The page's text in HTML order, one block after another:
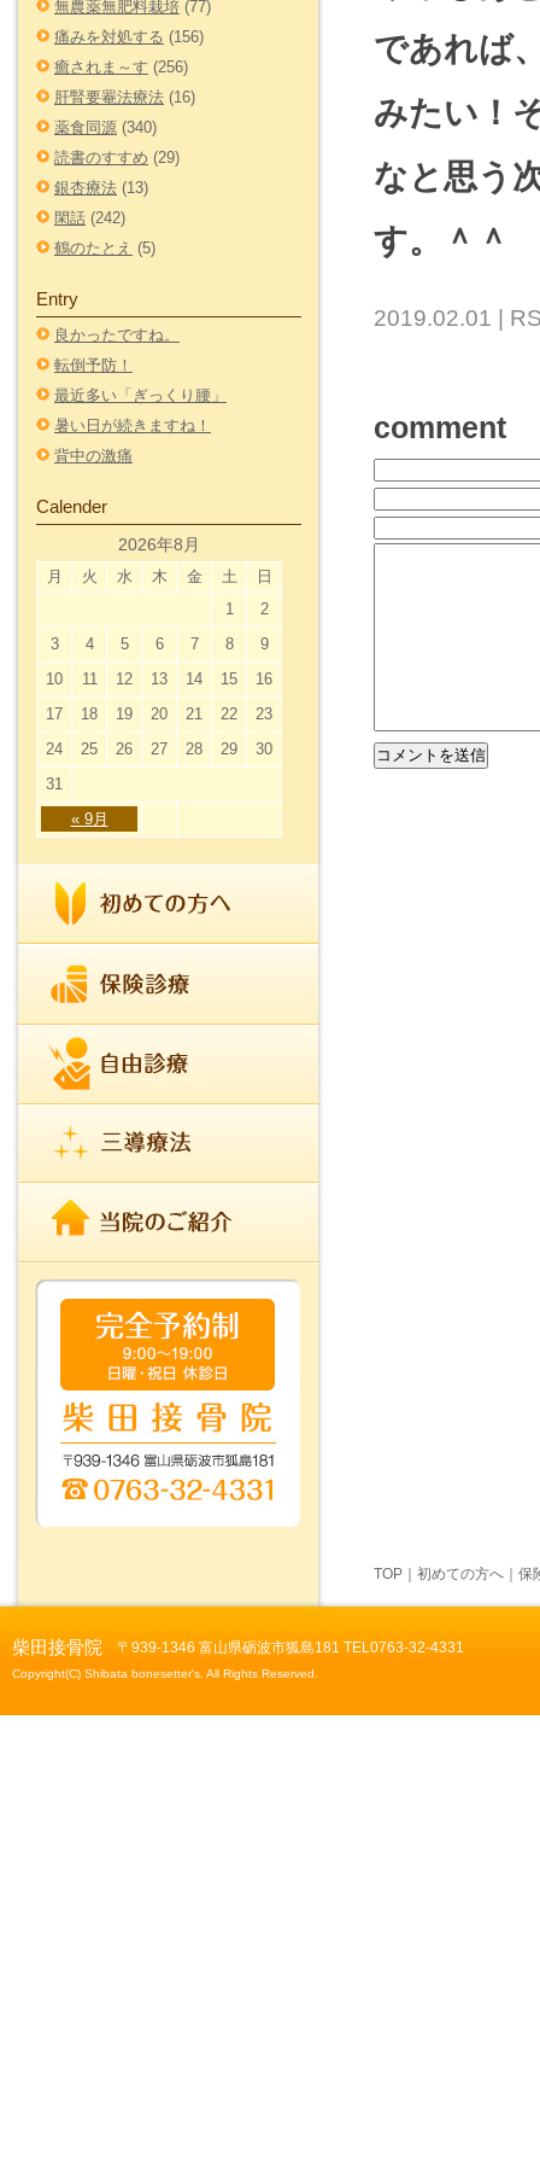
無農薬無肥料栽培 (77)
痛みを対処する (156)
癒されま～す (256)
肝腎要罨法療法 (16)
薬食同源 (340)
読書のすすめ (29)
銀杏療法 (13)
閑話 (242)
鶴のたとえ (5)
Entry
良かったですね。
転倒予防！
最近多い「ぎっくり腰」
暑い日が続きますね！
背中の激痛
Calender
2026年8月
月 火 水 木 金 土 日
« 9月
1
2
3
4 5 6 7 8
9
10
11 12 13 14 15
16
17
18 19 20 21 22
23
24
25 26 27 28 29
30
31
であれば
みたい！
なと思う
す。＾＾
2019.02.01 |
comment
TOP 初めての方へ 保
柴田接骨院 〒939-1346 富山県砺波市狐島181 TEL0763-32-4331
Copyright(C) Shibata bonesetter's. All Rights Reserved.